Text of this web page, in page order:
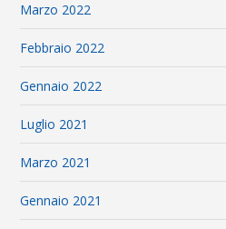
Marzo 2022
Febbraio 2022
Gennaio 2022
Luglio 2021
Marzo 2021
Gennaio 2021